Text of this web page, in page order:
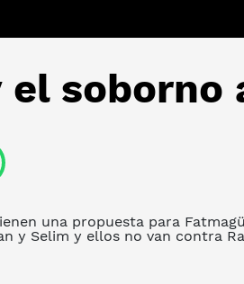
soborno
una propuesta para
y Selim y ellos no van contra